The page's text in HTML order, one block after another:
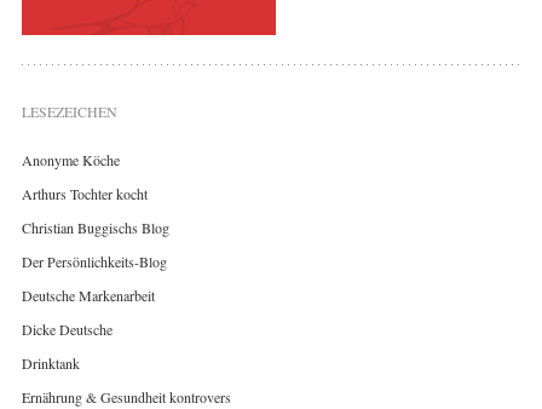
LESEZEICHEN
Anonyme Köche
Arthurs Tochter kocht
Christian Buggischs Blog
Der Persönlichkeits-Blog
Deutsche Markenarbeit
Dicke Deutsche
Drinktank
Ernährung & Gesundheit kontrovers